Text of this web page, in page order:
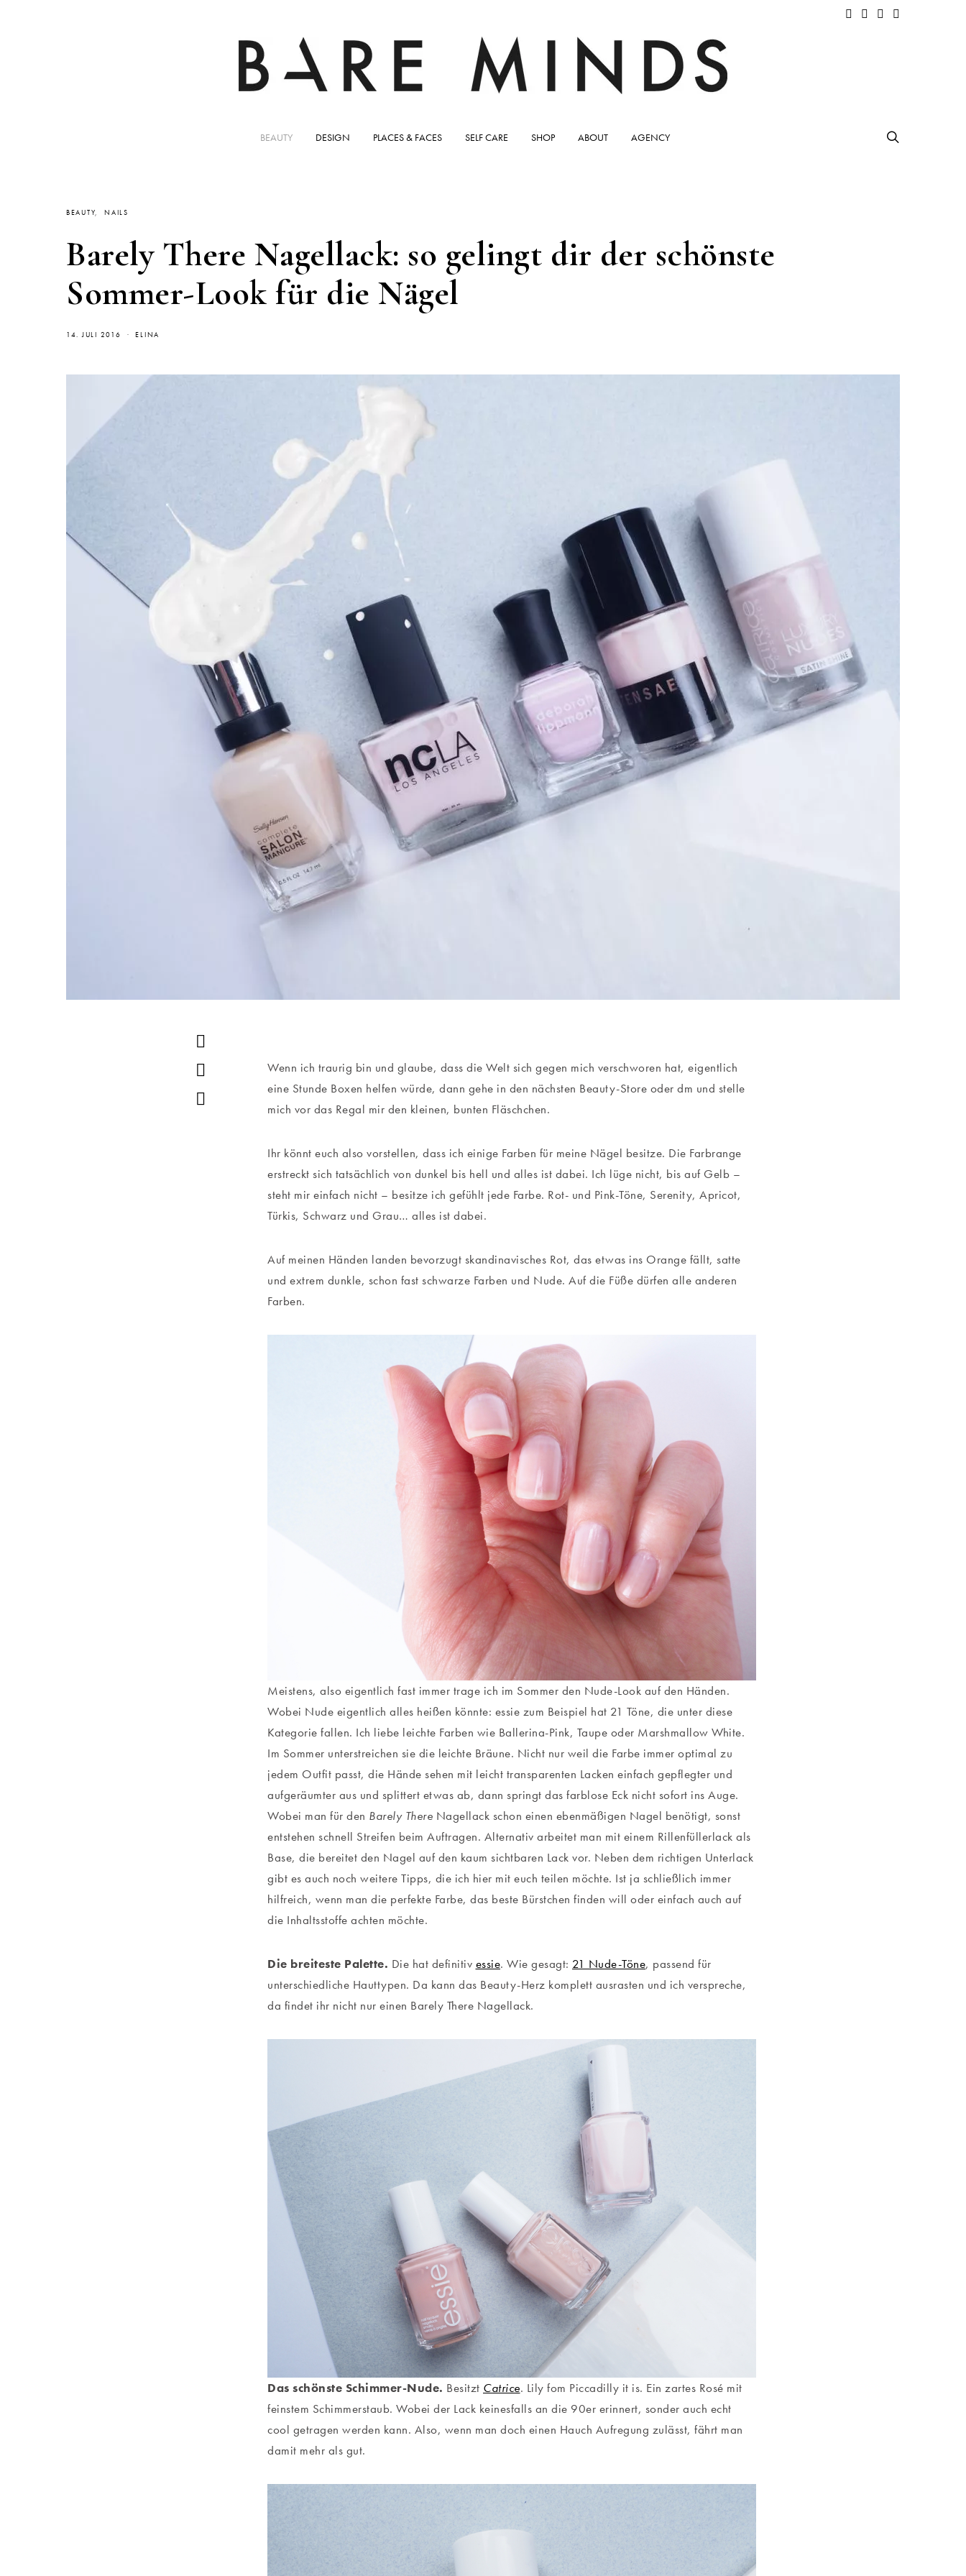
BEAUTY DESIGN PLACES & FACES SELF CARE SHOP ABOUT AGENCY
BEAUTY NAILS
Barely There Nagellack: so gelingt dir der schönste
Sommer-Look für die Nägel
14. JULI 2016 ELINA
Wenn ich traurig bin und glaube, dass die Welt sich gegen mich verschworen hat, eigentlich
eine Stunde Boxen helfen würde, dann gehe in den nächsten Beauty-Store oder dm und stelle
mich vor das Regal mir den kleinen, bunten Fläschchen.
Ihr könnt euch also vorstellen, dass ich einige Farben für meine Nägel besitze. Die Farbrange
erstreckt sich tatsächlich von dunkel bis hell und alles ist dabei. Ich lüge nicht, bis auf Gelb –
steht mir einfach nicht – besitze ich gefühlt jede Farbe. Rot- und Pink-Töne, Serenity, Apricot,
Türkis, Schwarz und Grau… alles ist dabei.
Auf meinen Händen landen bevorzugt skandinavisches Rot, das etwas ins Orange fällt, satte
und extrem dunkle, schon fast schwarze Farben und Nude. Auf die Füße dürfen alle anderen
Farben.
Meistens, also eigentlich fast immer trage ich im Sommer den Nude-Look auf den Händen.
Wobei Nude eigentlich alles heißen könnte: essie zum Beispiel hat 21 Töne, die unter diese
Kategorie fallen. Ich liebe leichte Farben wie Ballerina-Pink, Taupe oder Marshmallow White.
Im Sommer unterstreichen sie die leichte Bräune. Nicht nur weil die Farbe immer optimal zu
jedem Outfit passt, die Hände sehen mit leicht transparenten Lacken einfach gepflegter und
aufgeräumter aus und splittert etwas ab, dann springt das farblose Eck nicht sofort ins Auge.
Wobei man für den Barely There Nagellack schon einen ebenmäßigen Nagel benötigt, sonst
entstehen schnell Streifen beim Auftragen. Alternativ arbeitet man mit einem Rillenfüllerlack als
Base, die bereitet den Nagel auf den kaum sichtbaren Lack vor. Neben dem richtigen Unterlack
gibt es auch noch weitere Tipps, die ich hier mit euch teilen möchte. Ist ja schließlich immer
hilfreich, wenn man die perfekte Farbe, das beste Bürstchen finden will oder einfach auch auf
die Inhaltsstoffe achten möchte.
Die breiteste Palette. Die hat definitiv essie. Wie gesagt: 21 Nude-Töne, passend für
unterschiedliche Hauttypen. Da kann das Beauty-Herz komplett ausrasten und ich verspreche,
da findet ihr nicht nur einen Barely There Nagellack.
Das schönste Schimmer-Nude. Besitzt Catrice. Lily fom Piccadilly it is. Ein zartes Rosé mit
feinstem Schimmerstaub. Wobei der Lack keinesfalls an die 90er erinnert, sonder auch echt
cool getragen werden kann. Also, wenn man doch einen Hauch Aufregung zulässt, fährt man
damit mehr als gut.